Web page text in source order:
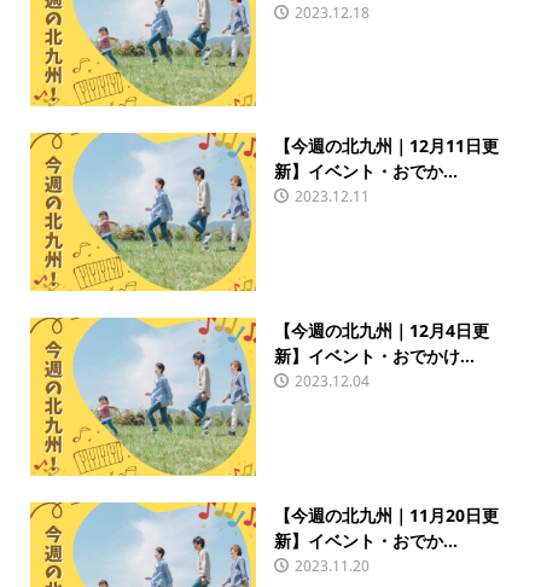
2023.12.18
【今週の北九州｜12月11日更
新】イベント・おでか...
2023.12.11
【今週の北九州｜12月4日更
新】イベント・おでかけ...
2023.12.04
【今週の北九州｜11月20日更
新】イベント・おでか...
2023.11.20